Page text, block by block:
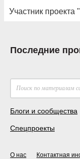
Участник проекта
Последние
Блоги и сообщества
Спецпроекты
О нас Контактная